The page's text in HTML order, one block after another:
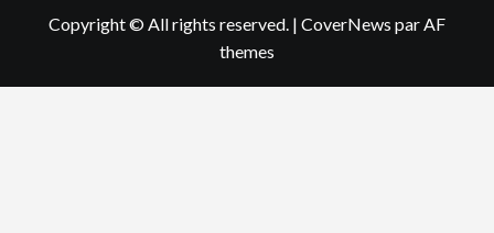
Copyright © All rights reserved. | CoverNews par AF
themes